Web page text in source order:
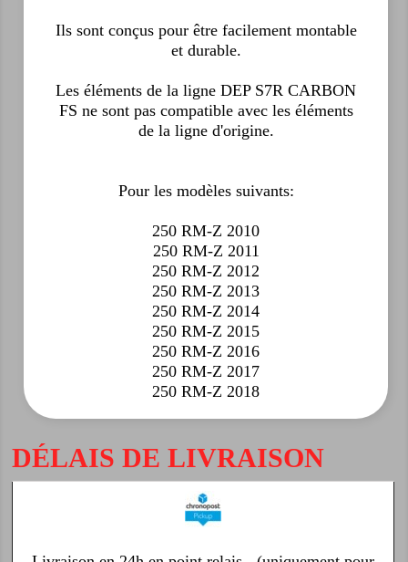
Ils sont conçus pour être facilement montable
et durable.
Les éléments de la ligne DEP S7R CARBON
FS ne sont pas compatible avec les éléments
de la ligne d'origine.
Pour les modèles suivants:
250 RM-Z 2010
250 RM-Z 2011
250 RM-Z 2012
250 RM-Z 2013
250 RM-Z 2014
250 RM-Z 2015
250 RM-Z 2016
250 RM-Z 2017
250 RM-Z 2018
DÉLAIS DE LIVRAISON